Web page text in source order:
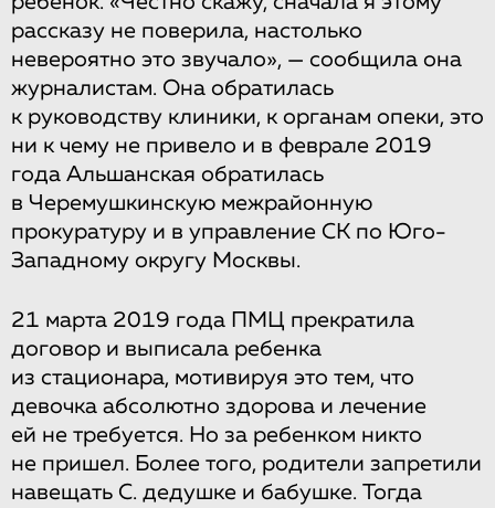
рассказу не поверила, настолько
невероятно это звучало», — сообщила она
журналистам. Она обратилась
к руководству клиники, к органам опеки, это
ни к чему не привело и в феврале 2019
года Альшанская обратилась
в Черемушкинскую межрайонную
прокуратуру и в управление СК по Юго-
Западному округу Москвы.
21 марта 2019 года ПМЦ прекратила
договор и выписала ребенка
из стационара, мотивируя это тем, что
девочка абсолютно здорова и лечение
ей не требуется. Но за ребенком никто
не пришел. Более того, родители запретили
навещать С. дедушке и бабушке. Тогда